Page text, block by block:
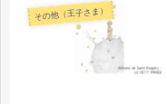
その他（王子さま）